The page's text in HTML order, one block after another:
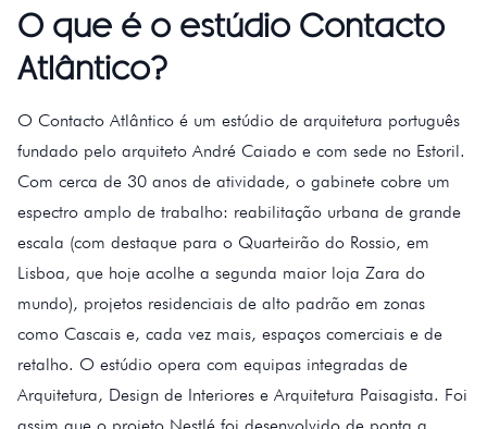
O que é o estúdio Contacto
Atlântico?
O Contacto Atlântico é um estúdio de arquitetura português
fundado pelo arquiteto André Caiado e com sede no Estoril.
Com cerca de 30 anos de atividade, o gabinete cobre um
espectro amplo de trabalho: reabilitação urbana de grande
escala (com destaque para o Quarteirão do Rossio, em
Lisboa, que hoje acolhe a segunda maior loja Zara do
mundo), projetos residenciais de alto padrão em zonas
como Cascais e, cada vez mais, espaços comerciais e de
retalho. O estúdio opera com equipas integradas de
Arquitetura, Design de Interiores e Arquitetura Paisagista. Foi